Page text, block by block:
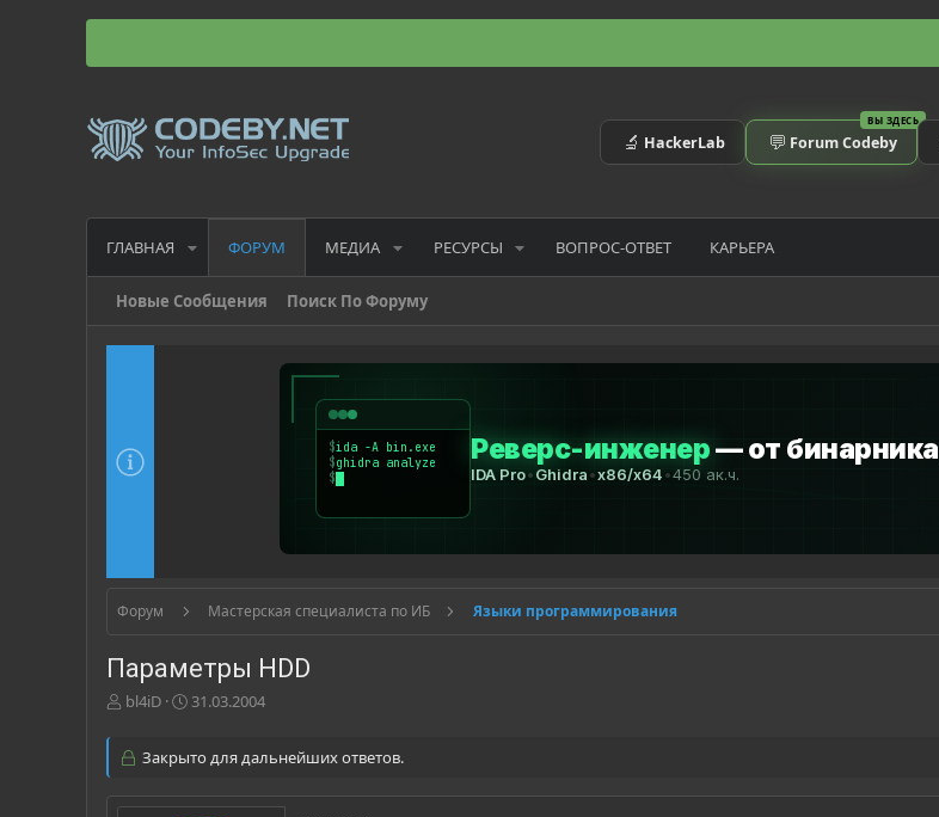
🔬 HackerLab
ВЫ ЗДЕСЬ
💬 Forum Codeby
ГЛАВНАЯ ФОРУМ МЕДИА РЕСУРСЫ ВОПРОС-ОТВЕТ КАРЬЕРА
Новые Сообщения Поиск По Форуму
Форум Мастерская специалиста по ИБ Языки программирования
Параметры HDD
А
о
т
bl4iD
Д
а
а
31.03.2004
Закрыто для дальнейших ответов.